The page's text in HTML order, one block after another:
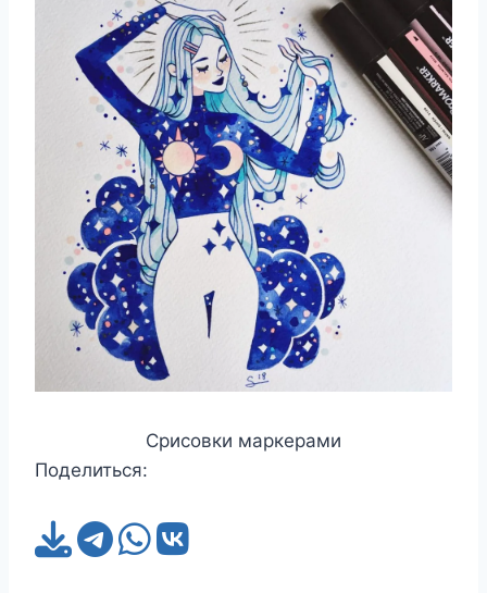
Срисовки маркерами
Поделиться: